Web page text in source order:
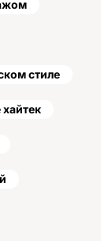
стиле